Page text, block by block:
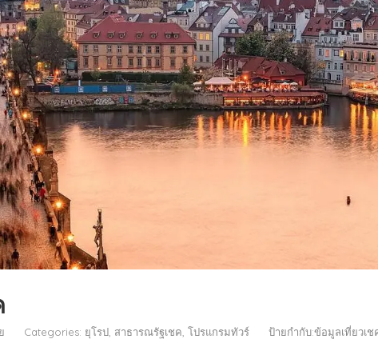
Categories: ยุโรป สาธารณรัฐเชค โปรแกรมทัวร์ ป้ายกำกับ:ข้อมูลเที่ยวเช